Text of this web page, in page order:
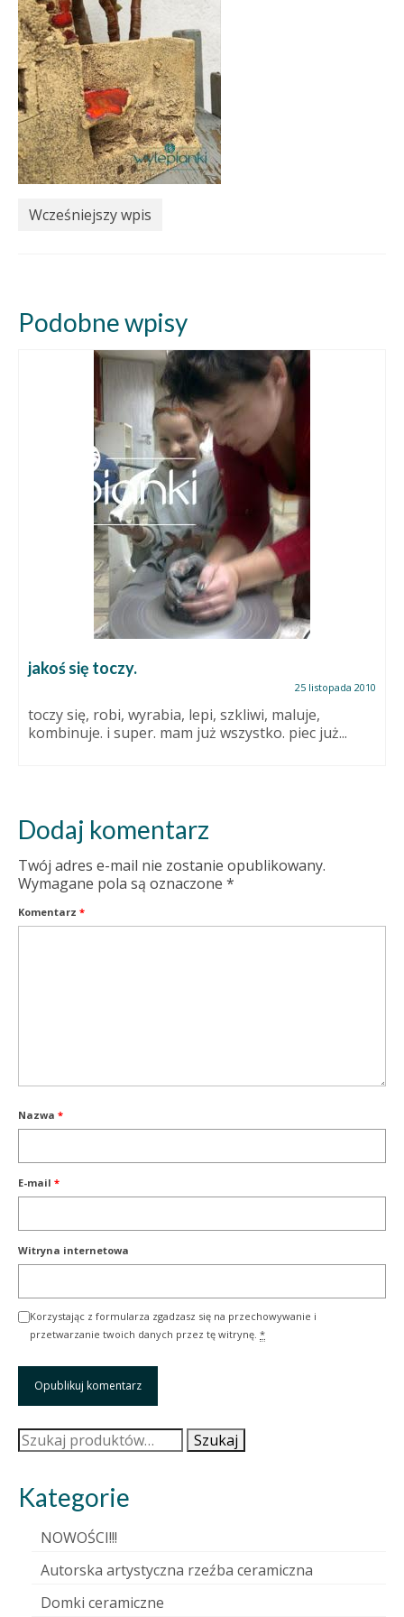
Wcześniejszy wpis
Podobne wpisy
jakoś się toczy.
25 listopada 2010
toczy się, robi, wyrabia, lepi, szkliwi, maluje,
kombinuje. i super. mam już wszystko. piec już...
Dodaj komentarz
Twój adres e-mail nie zostanie opublikowany.
Wymagane pola są oznaczone *
Komentarz *
Nazwa *
E-mail *
Witryna internetowa
Korzystając z formularza zgadzasz się na przechowywanie i
przetwarzanie twoich danych przez tę witrynę. *
Szukaj: Szukaj
Kategorie
NOWOŚCI!!!
Autorska artystyczna rzeźba ceramiczna
Domki ceramiczne